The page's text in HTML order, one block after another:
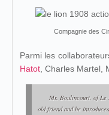
Compagnie des
Parmi les
Hatot , Charles Martel,
Mr. Boulincourt, of Le
old friend and he